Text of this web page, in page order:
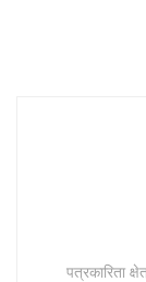
पत्रकारिता